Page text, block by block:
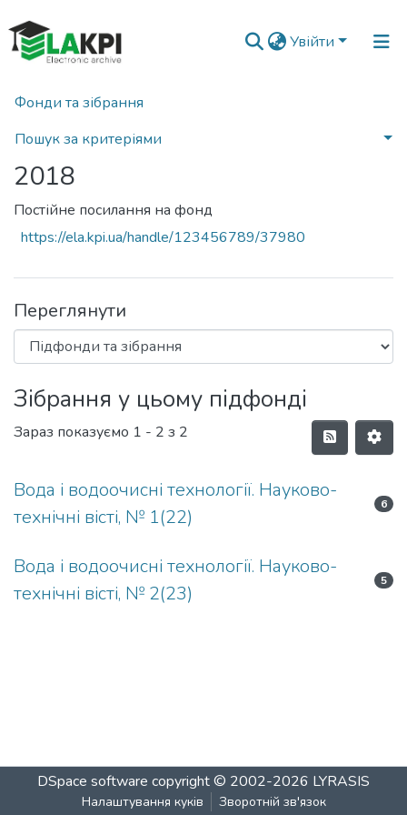
Увійти
Фонди та зібрання
Пошук за критеріями
Статистика
Головна
Наукова періодика
2018
Постійне посилання на фонд
https://ela.kpi.ua/handle/123456789/37980
Переглянути
Зібрання у цьому підфонді
Зараз показуємо 1 - 2 з 2
Вода і водоочисні технології. Науково-
технічні вісті, № 1(22)
6
Вода і водоочисні технології. Науково-
технічні вісті, № 2(23)
5
DSpace software copyright © 2002-2026 LYRASIS
Налаштування куків Зворотній зв'язок